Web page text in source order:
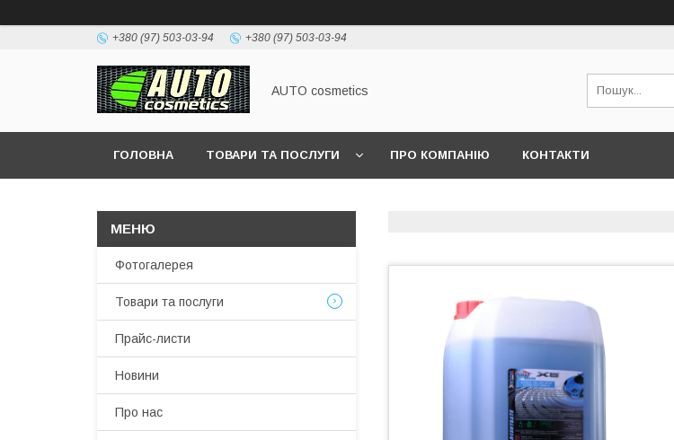
+380 (97) 503-03-94 +380 (97) 503-03-94
AUTO cosmetics
ГОЛОВНА ТОВАРИ ТА ПОСЛУГИ ПРО КОМПАНІЮ КОНТАКТИ
Фотогалерея
Товари та послуги
Прайс-листи
Новини
Про нас